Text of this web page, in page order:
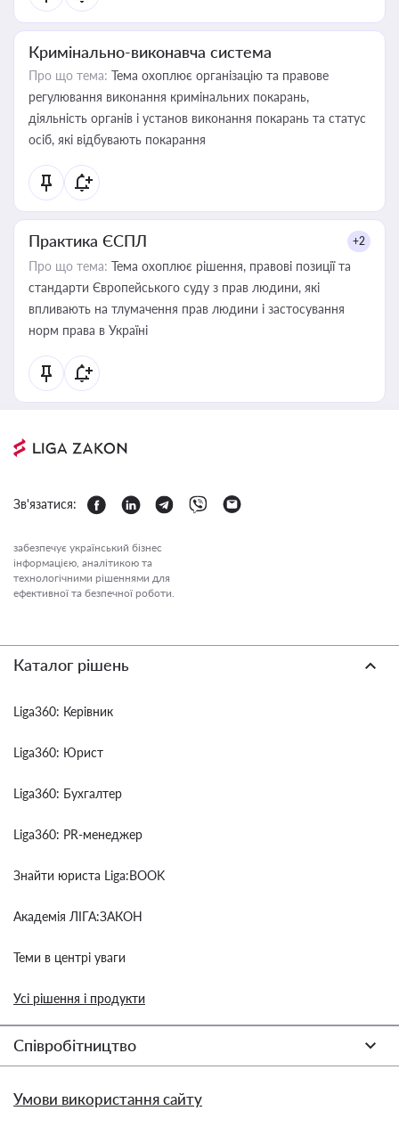
Кримінально-виконавча система
Про що тема: Тема охоплює організацію та правове
регулювання виконання кримінальних покарань,
діяльність органів і установ виконання покарань та статус
осіб, які відбувають покарання
Практика ЄСПЛ +2
Про що тема: Тема охоплює рішення, правові позиції та
стандарти Європейського суду з прав людини, які
впливають на тлумачення прав людини і застосування
норм права в Україні
Зв'язатися:
забезпечує український бізнес
інформацією, аналітикою та
технологічними рішеннями для
ефективної та безпечної роботи.
Каталог рішень
Liga360: Керівник
Liga360: Юрист
Liga360: Бухгалтер
Liga360: PR-менеджер
Знайти юриста Liga:BOOK
Академія ЛІГА:ЗАКОН
Теми в центрі уваги
Усі рішення і продукти
Співробітництво
Умови використання сайту